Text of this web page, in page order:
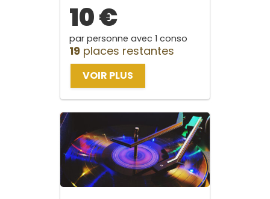
10 €
par personne avec 1 conso
19 places restantes
VOIR PLUS